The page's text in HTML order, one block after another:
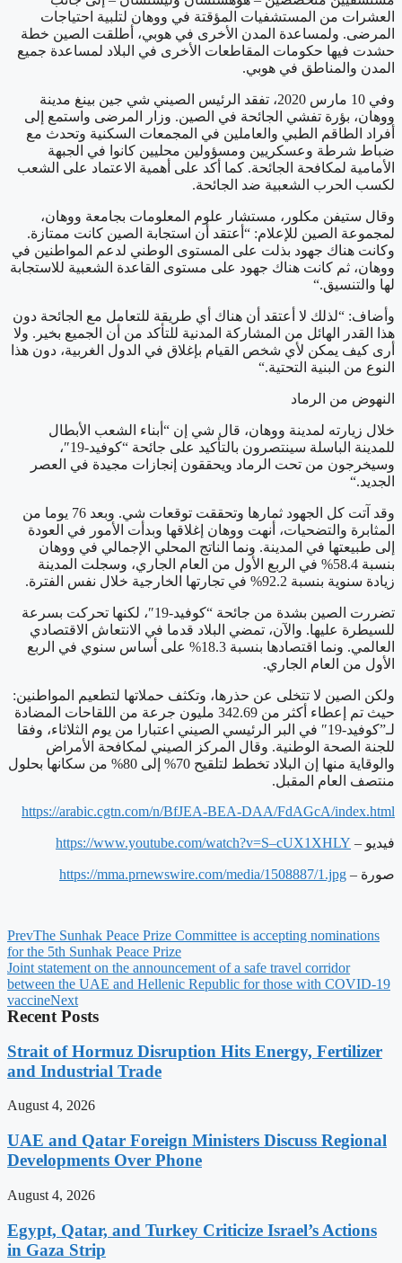
العشرات من المستشفيات المؤقتة في ووهان لتلبية احتياجات
المرضى. ولمساعدة المدن الأخرى في هوبي، أطلقت الصين خطة
حشدت فيها حكومات المقاطعات الأخرى في البلاد لمساعدة جميع
المدن والمناطق في هوبي.
وفي 10 مارس 2020، تفقد الرئيس الصيني شي جين بينغ مدينة
ووهان، بؤرة تفشي الجائحة في الصين. وزار المرضى واستمع إلى
أفراد الطاقم الطبي والعاملين في المجمعات السكنية وتحدث مع
ضباط شرطة وعسكريين ومسؤولين محليين كانوا في الجبهة
الأمامية لمكافحة الجائحة. كما أكد على أهمية الاعتماد على الشعب
لكسب الحرب الشعبية ضد الجائحة.
وقال ستيفن مكلور، مستشار علوم المعلومات بجامعة ووهان،
لمجموعة الصين للإعلام: “أعتقد أن استجابة الصين كانت ممتازة.
وكانت هناك جهود بذلت على المستوى الوطني لدعم المواطنين في
ووهان، ثم كانت هناك جهود على مستوى القاعدة الشعبية للاستجابة
لها والتنسيق“.
وأضاف: “لذلك لا أعتقد أن هناك أي طريقة للتعامل مع الجائحة دون
هذا القدر الهائل من المشاركة المدنية للتأكد من أن الجميع بخير. ولا
أرى كيف يمكن لأي شخص القيام بإغلاق في الدول الغربية، دون هذا
النوع من البنية التحتية“.
النهوض من الرماد
خلال زيارته لمدينة ووهان، قال شي إن “أبناء الشعب الأبطال
للمدينة الباسلة سينتصرون بالتأكيد على جائحة “كوفيد-19″،
وسيخرجون من تحت الرماد ويحققون إنجازات مجيدة في العصر
الجديد“.
وقد آتت كل الجهود ثمارها وتحققت توقعات شي. وبعد 76 يوما من
المثابرة والتضحيات، أنهت ووهان إغلاقها وبدأت الأمور في العودة
إلى طبيعتها في المدينة. ونما الناتج المحلي الإجمالي في ووهان
بنسبة 58.4% في الربع الأول من العام الجاري، وسجلت المدينة
زيادة سنوية بنسبة 92.2% في تجارتها الخارجية خلال نفس الفترة
.
تضررت الصين بشدة من جائحة “كوفيد-19″، لكنها تحركت بسرعة
للسيطرة عليها. والآن، تمضي البلاد قدما في الانتعاش الاقتصادي
العالمي. ونما اقتصادها بنسبة 18.3% على أساس سنوي في الربع
الأول من العام الجاري.
ولكن الصين لا تتخلى عن حذرها، وتكثف حملاتها لتطعيم المواطنين:
حيث تم إعطاء أكثر من 342.69 مليون جرعة من اللقاحات المضادة
لـ”كوفيد-19″ في البر الرئيسي الصيني اعتبارا من يوم الثلاثاء، وفقا
للجنة الصحة الوطنية. وقال المركز الصيني لمكافحة الأمراض
والوقاية منها إن البلاد تخطط لتلقيح 70% إلى 80% من سكانها بحلول
منتصف العام المقبل.
https://arabic.cgtn.com/n/BfJEA-BEA-DAA/FdAGcA/index.html
فيديو – https://www.youtube.com/watch?v=S–cUX1XHLY
صورة – https://mma.prnewswire.com/media/1508887/1.jpg
PrevThe Sunhak Peace Prize Committee is accepting nominations
for the 5th Sunhak Peace Prize
Joint statement on the announcement of a safe travel corridor
between the UAE and Hellenic Republic for those with COVID-19
vaccineNext
Recent Posts
Strait of Hormuz Disruption Hits Energy, Fertilizer
and Industrial Trade
August 4, 2026
UAE and Qatar Foreign Ministers Discuss Regional
Developments Over Phone
August 4, 2026
Egypt, Qatar, and Turkey Criticize Israel’s Actions
in Gaza Strip